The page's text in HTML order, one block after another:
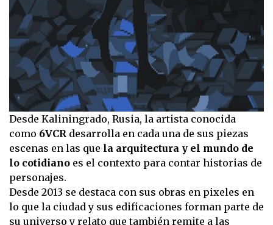
Desde Kaliningrado, Rusia, la artista conocida
como 6VCR desarrolla en cada una de sus piezas
escenas en las que la arquitectura y el mundo de
lo cotidiano es el contexto para contar historias de
personajes.
Desde 2013 se destaca con sus obras en pixeles en
lo que la ciudad y sus edificaciones forman parte de
su universo y relato que también remite a las